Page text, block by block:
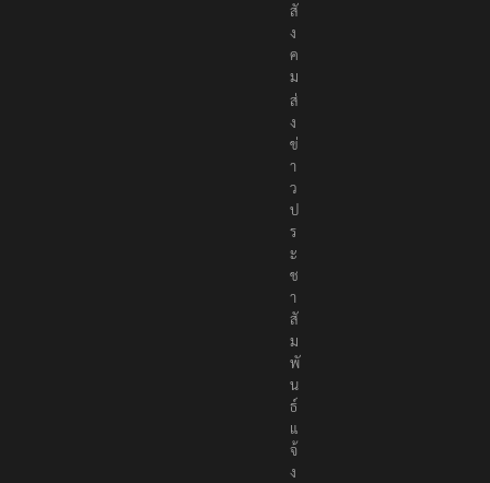
สั
ง
ค
ม
ส่
ง
ข่
า
ว
ป
ร
ะ
ช
า
สั
ม
พั
น
ธ์
แ
จ้
ง